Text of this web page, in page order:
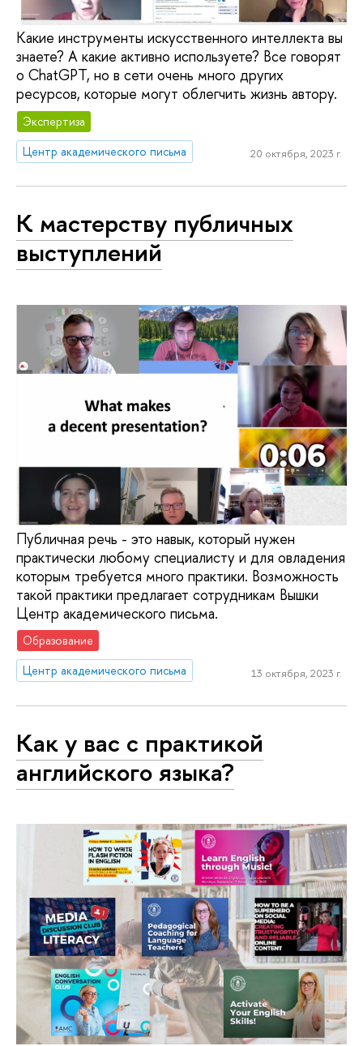
Какие инструменты искусственного интеллекта вы
знаете? А какие активно используете? Все говорят
о ChatGPT, но в сети очень много других
ресурсов, которые могут облегчить жизнь автору.
Экспертиза
Центр академического письма
20 октября, 2023 г.
К мастерству публичных
выступлений
Публичная речь - это навык, который нужен
практически любому специалисту и для овладения
которым требуется много практики. Возможность
такой практики предлагает сотрудникам Вышки
Центр академического письма.
Образование
Центр академического письма
13 октября, 2023 г.
Как у вас с практикой
английского языка?